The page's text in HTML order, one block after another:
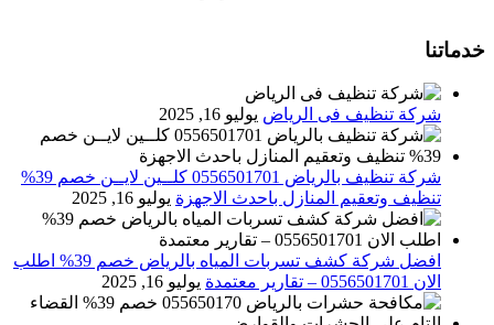
خدماتنا
شركة تنظيف فى الرياض يوليو 16, 2025
شركة تنظيف بالرياض 0556501701 كلــين لايــن خصم 39%
تنظيف وتعقيم المنازل باحدث الاجهزة يوليو 16, 2025
افضل شركة كشف تسربات المياه بالرياض خصم 39% اطلب
الان 0556501701‬‏ – تقارير معتمدة
يوليو 16, 2025